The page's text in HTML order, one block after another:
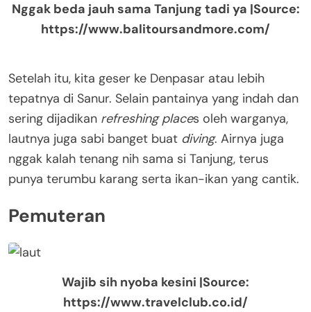
Nggak beda jauh sama Tanjung tadi ya |Source:
https://www.balitoursandmore.com/
Setelah itu, kita geser ke Denpasar atau lebih
tepatnya di Sanur. Selain pantainya yang indah dan
sering dijadikan refreshing places oleh warganya,
lautnya juga sabi banget buat diving. Airnya juga
nggak kalah tenang nih sama si Tanjung, terus
punya terumbu karang serta ikan-ikan yang cantik.
Pemuteran
Wajib sih nyoba kesini |Source:
https://www.travelclub.co.id/